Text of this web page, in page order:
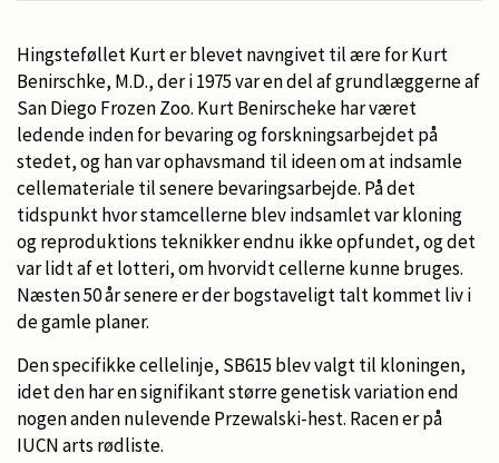
Hingsteføllet Kurt er blevet navngivet til ære for Kurt
Benirschke, M.D., der i 1975 var en del af grundlæggerne af
San Diego Frozen Zoo. Kurt Benirscheke har været
ledende inden for bevaring og forskningsarbejdet på
stedet, og han var ophavsmand til ideen om at indsamle
cellemateriale til senere bevaringsarbejde. På det
tidspunkt hvor stamcellerne blev indsamlet var kloning
og reproduktions teknikker endnu ikke opfundet, og det
var lidt af et lotteri, om hvorvidt cellerne kunne bruges.
Næsten 50 år senere er der bogstaveligt talt kommet liv i
de gamle planer.
Den specifikke cellelinje, SB615 blev valgt til kloningen,
idet den har en signifikant større genetisk variation end
nogen anden nulevende Przewalski-hest. Racen er på
IUCN arts rødliste.